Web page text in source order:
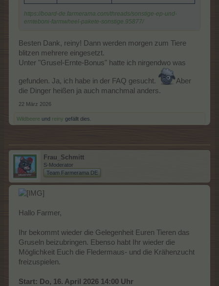
https://board-de.farmerama.com/threads/sonstige-ep-und-
ernteboni-farmwheel-pakete-sonstige.95877/
Besten Dank, reiny! Dann werden morgen zum Tiere
blitzen mehrere eingesetzt.
Unter "Grusel-Ernte-Bonus" hatte ich nirgendwo was
gefunden. Ja, ich habe in der FAQ gesucht.
Aber
die Dinger heißen ja auch manchmal anders.
22 März 2026
Wildbeere und reiny gefällt dies.
Frau_Schmitt
S-Moderator
Team Farmerama DE
Hallo Farmer,
Ihr bekommt wieder die Gelegenheit Euren Tieren das
Gruseln beizubringen. Ebenso habt Ihr wieder die
Möglichkeit Euch die Fledermaus- und die Krähenzucht
freizuspielen.
Start: Do, 16. April 2026 14:00 Uhr